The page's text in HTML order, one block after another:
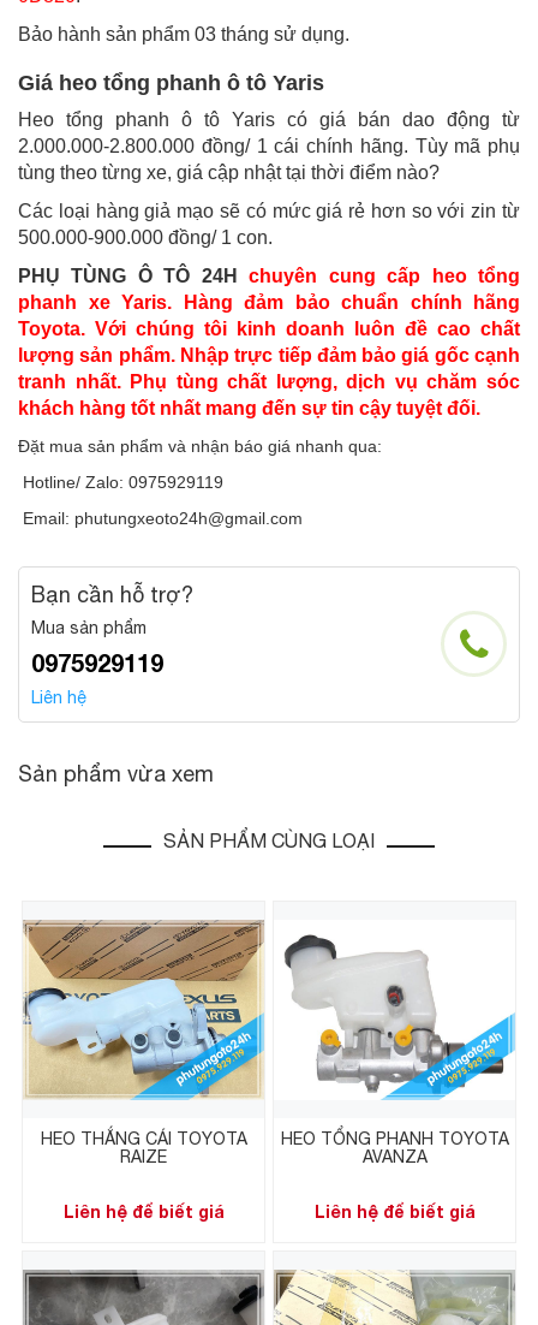
Bảo hành sản phẩm 03 tháng sử dụng.
Giá heo tổng phanh ô tô Yaris
Heo tổng phanh ô tô Yaris có giá bán dao động từ
2.000.000-2.800.000 đồng/ 1 cái chính hãng. Tùy mã phụ
tùng theo từng xe, giá cập nhật tại thời điểm nào?
Các loại hàng giả mạo sẽ có mức giá rẻ hơn so với zin từ
500.000-900.000 đồng/ 1 con.
PHỤ TÙNG Ô TÔ 24H
chuyên cung cấp heo tổng
phanh xe Yaris. Hàng đảm bảo chuẩn chính hãng
Toyota. Với chúng tôi kinh doanh luôn đề cao chất
lượng sản phẩm. Nhập trực tiếp đảm bảo giá gốc cạnh
tranh nhất. Phụ tùng chất lượng, dịch vụ chăm sóc
khách hàng tốt nhất mang đến sự tin cậy tuyệt đối.
Đặt mua sản phẩm và nhận báo giá nhanh qua:
Hotline/ Zalo: 0975929119
Email: phutungxeoto24h@gmail.com
Bạn cần hỗ trợ?
Mua sản phẩm
0975929119
Liên hệ
Sản phẩm vừa xem
SẢN PHẨM CÙNG LOẠI
HEO THẮNG CÁI TOYOTA
RAIZE
Liên hệ để biết giá
HEO TỔNG PHANH TOYOTA
AVANZA
Liên hệ để biết giá